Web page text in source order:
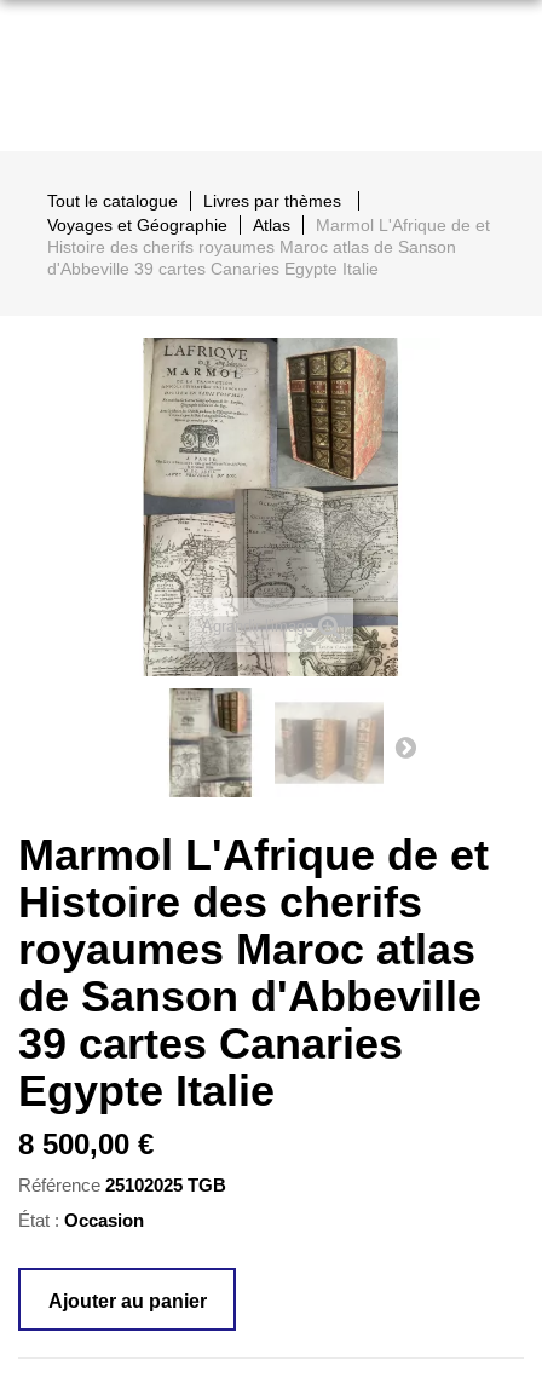
Tout le catalogue
Livres par thèmes
Voyages et Géographie
Atlas
Marmol L'Afrique de et
Histoire des cherifs royaumes Maroc atlas de Sanson
d'Abbeville 39 cartes Canaries Egypte Italie
Agrandir l'image
Marmol L'Afrique de et
Histoire des cherifs
royaumes Maroc atlas
de Sanson d'Abbeville
39 cartes Canaries
Egypte Italie
8 500,00 €
Référence 25102025 TGB
État : Occasion
Ajouter au panier